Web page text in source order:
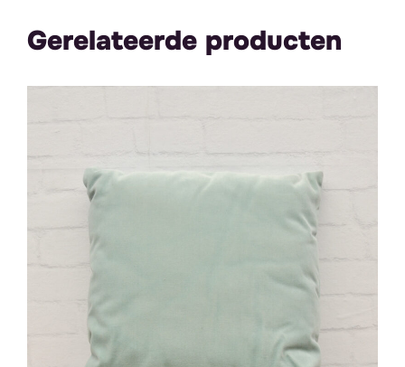
Gerelateerde producten